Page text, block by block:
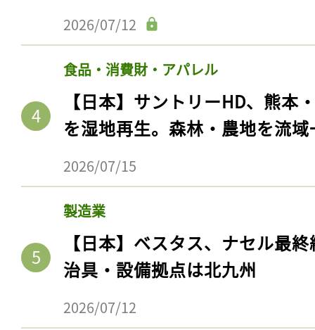
2026/07/12
食品・消費財・アパレル
【日本】サントリーHD、熊本
を湿地再生。森林・農地を流
2026/07/15
製造業
【日本】ベスタス、ナセル最
治具・設備拠点は北九州
2026/07/12